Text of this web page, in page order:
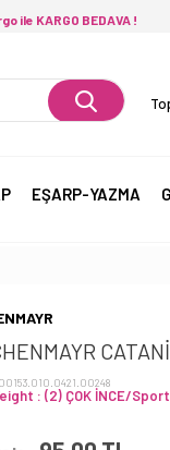
ile KARGO BEDAVA !
EŞARP-YAZMA
00153.010.0421.00248
: (2) ÇOK İNCE/